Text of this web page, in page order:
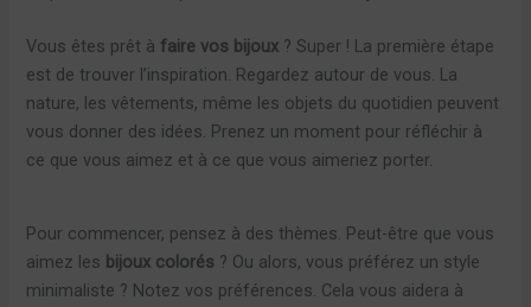
Vous êtes prêt à faire vos bijoux ? Super ! La première étape
est de trouver l’inspiration. Regardez autour de vous. La
nature, les vêtements, même les objets du quotidien peuvent
vous donner des idées. Prenez un moment pour réfléchir à
ce que vous aimez et à ce que vous aimeriez porter.
Pour commencer, pensez à des thèmes. Peut-être que vous
aimez les bijoux colorés ? Ou alors, vous préférez un style
minimaliste ? Notez vos préférences. Cela vous aidera à